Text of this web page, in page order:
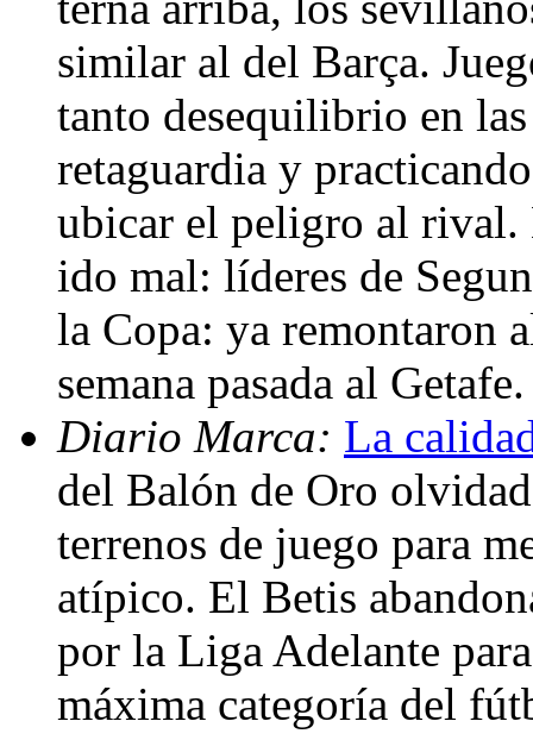
similar al del Barça.
tanto desequilibrio en
retaguardia y
ubicar el peligro al rival.
ido mal: líderes de
la Copa: ya remontaron
semana pasada al
Diario Marca: La
del Balón de Oro
terrenos de juego para
atípico. El Betis
por la Liga Adelante
máxima categoría del